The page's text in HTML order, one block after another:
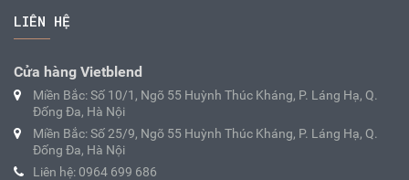
LIÊN HỆ
Cửa hàng Vietblend
Miền Bắc: Số 10/1, Ngõ 55 Huỳnh Thúc Kháng, P. Láng Hạ, Q.
Đống Đa, Hà Nội
Miền Bắc: Số 25/9, Ngõ 55 Huỳnh Thúc Kháng, P. Láng Hạ, Q.
Đống Đa, Hà Nội
Liên hệ: 0964 699 686